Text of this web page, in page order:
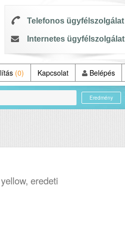
Telefonos ügyfélszolgálat
Internetes ügyfélszolgálat
(0) Kapcsolat Belépés
Eredmény
eredeti